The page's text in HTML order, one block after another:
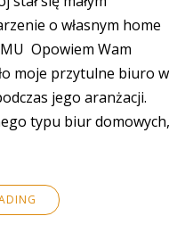
o własnym home
Opowiem Wam
moje przytulne biuro w
jego aranżacji.
typu biur domowych,